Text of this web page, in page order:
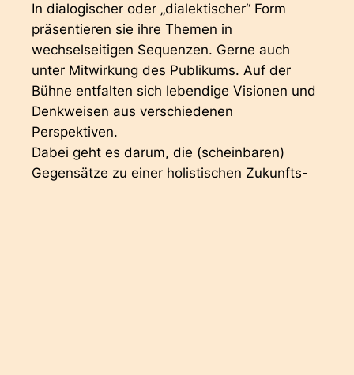
In dialogischer oder „dialektischer“ Form
präsentieren sie ihre Themen in
wechselseitigen Sequenzen. Gerne auch
unter Mitwirkung des Publikums. Auf der
Bühne entfalten sich lebendige Visionen und
Denkweisen aus verschiedenen
Perspektiven.
Dabei geht es darum, die (scheinbaren)
Gegensätze zu einer holistischen Zukunfts-